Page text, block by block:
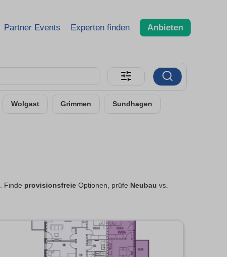
Partner Events Experten finden Anbieten
Wolgast Grimmen Sundhagen
. Finde provisionsfreieOptionen, prüfe Neubau vs.